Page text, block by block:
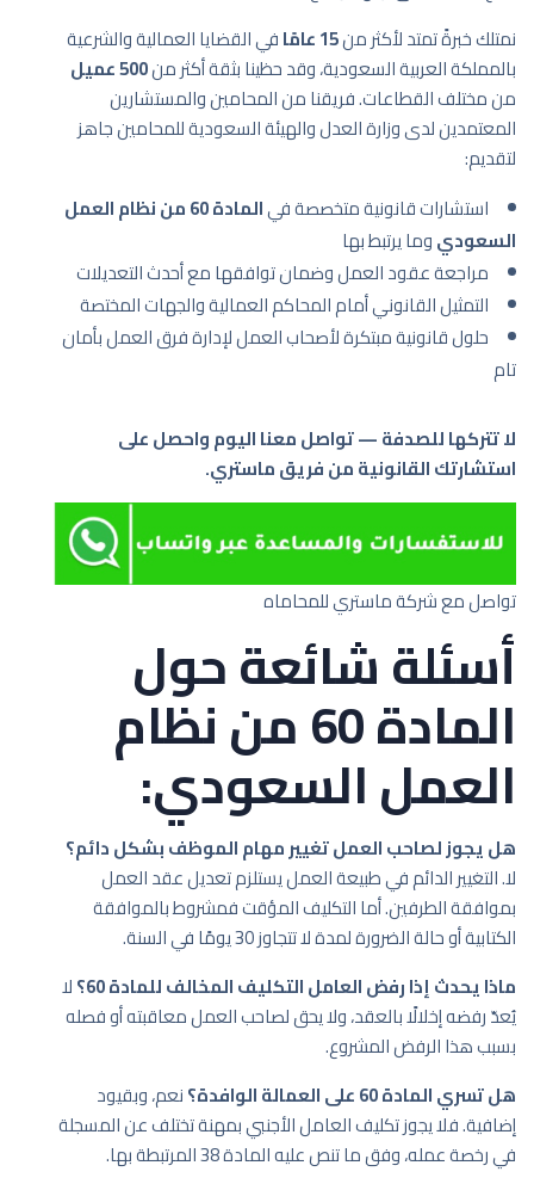
نمتلك خبرةً تمتد لأكثر من15 عامًا
في القضايا العمالية والشرعية
بالمملكة العربية السعودية، وقد حظينا بثقة أكثر من500 عميل
من مختلف القطاعات. فريقنا من المحامين والمستشارين
المعتمدين لدى وزارة العدل والهيئة السعودية للمحامين جاهز
لتقديم:
استشارات قانونية متخصصة في
المادة 60 من نظام العمل
السعوديوما يرتبط بها
مراجعة عقود العمل وضمان توافقها مع أحدث التعديلات
التمثيل القانوني أمام المحاكم العمالية والجهات المختصة
حلول قانونية مبتكرة لأصحاب العمل لإدارة فرق العمل بأمان
تام
لا تتركها للصدفة — تواصل معنا اليوم واحصل على
استشارتك القانونية من فريق ماستري.
تواصل مع شركة ماستري للمحاماه
أسئلة شائعة حول
المادة 60 من نظام
العمل السعودي:
هل يجوز لصاحب العمل تغيير مهام الموظف بشكل دائم؟
لا. التغيير الدائم في طبيعة العمل يستلزم تعديل عقد العمل
بموافقة الطرفين. أما التكليف المؤقت فمشروط بالموافقة
الكتابية أو حالة الضرورة لمدة لا تتجاوز 30 يومًا في السنة.
ماذا يحدث إذا رفض العامل التكليف المخالف للمادة 60؟
لا
يُعدّ رفضه إخلالًا بالعقد، ولا يحق لصاحب العمل معاقبته أو فصله
بسبب هذا الرفض المشروع.
هل تسري المادة 60 على العمالة الوافدة؟
نعم، وبقيود
إضافية. فلا يجوز تكليف العامل الأجنبي بمهنة تختلف عن المسجلة
في رخصة عمله، وفق ما تنص عليه المادة 38 المرتبطة بها.